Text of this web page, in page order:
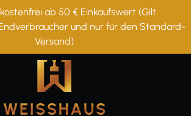
ab 50 € Einkaufswert (Gilt
und nur für den Standard-
Versand)